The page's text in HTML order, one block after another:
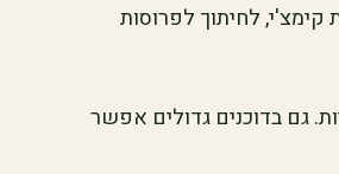
קימצ'י, לחיתוך לפרוסות
גם בדוכנים גדולים אפשר